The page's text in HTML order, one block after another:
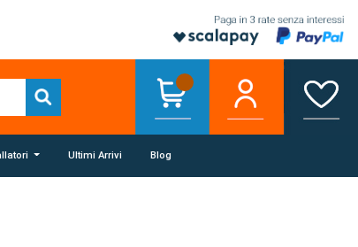
Ultimi Arrivi Blog